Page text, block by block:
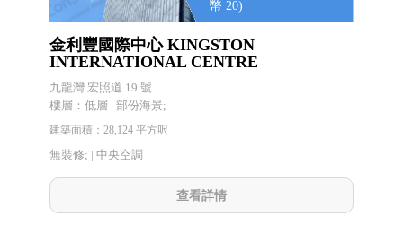
幣 20)
金利豐國際中心 KINGSTON
INTERNATIONAL CENTRE
九龍灣 宏照道 19 號
樓層：低層 | 部份海景;
建築面積：28,124 平方呎
無裝修; | 中央空調
查看詳情